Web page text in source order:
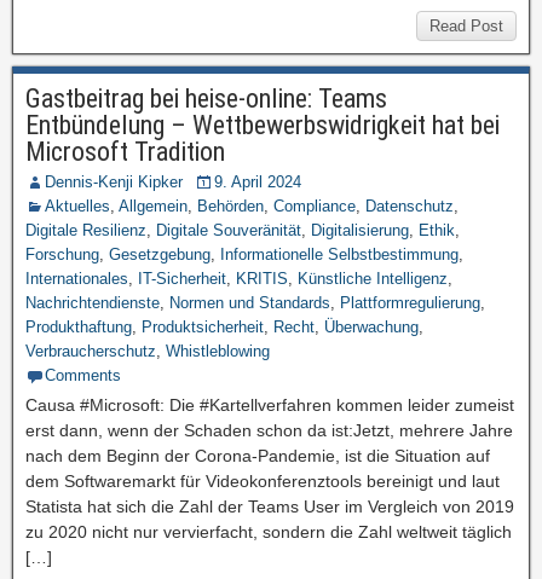
Read Post
Gastbeitrag bei heise-online: Teams
Entbündelung – Wettbewerbswidrigkeit hat bei
Microsoft Tradition
Dennis-Kenji Kipker
9. April 2024
Aktuelles, Allgemein, Behörden, Compliance, Datenschutz,
Digitale Resilienz, Digitale Souveränität, Digitalisierung, Ethik,
Forschung, Gesetzgebung, Informationelle Selbstbestimmung,
Internationales, IT-Sicherheit, KRITIS, Künstliche Intelligenz,
Nachrichtendienste, Normen und Standards, Plattformregulierung,
Produkthaftung, Produktsicherheit, Recht, Überwachung,
Verbraucherschutz, Whistleblowing
Comments
Causa #Microsoft: Die #Kartellverfahren kommen leider zumeist
erst dann, wenn der Schaden schon da ist:Jetzt, mehrere Jahre
nach dem Beginn der Corona-Pandemie, ist die Situation auf
dem Softwaremarkt für Videokonferenztools bereinigt und laut
Statista hat sich die Zahl der Teams User im Vergleich von 2019
zu 2020 nicht nur vervierfacht, sondern die Zahl weltweit täglich
[…]